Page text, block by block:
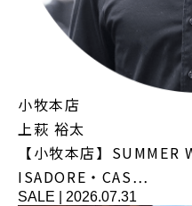
小牧本店
上萩 裕太
【小牧本店】SUMMER
ISADORE・CAS…
SALE 2026.07.31